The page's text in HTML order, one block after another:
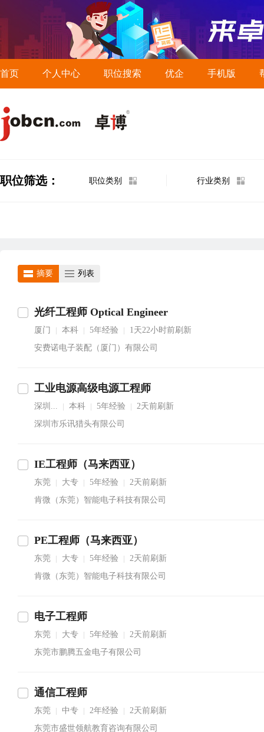
首页 个人中心 职位搜索 优企 手机版
职位筛选： 职位类别 行业类别
摘要 列表
光纤工程师 Optical Engineer
厦门 本科 5年经验
1天22小时前刷新
安费诺电子装配（厦门）有限公司
工业电源高级电源工程师
深圳... 本科 5年经验
2天前刷新
深圳市乐讯猎头有限公司
IE工程师（马来西亚）
东莞 大专 5年经验
2天前刷新
肯微（东莞）智能电子科技有限公司
PE工程师（马来西亚）
东莞 大专 5年经验
2天前刷新
肯微（东莞）智能电子科技有限公司
电子工程师
东莞 大专 5年经验
2天前刷新
东莞市鹏腾五金电子有限公司
通信工程师
东莞 中专 2年经验
2天前刷新
东莞市盛世领航教育咨询有限公司